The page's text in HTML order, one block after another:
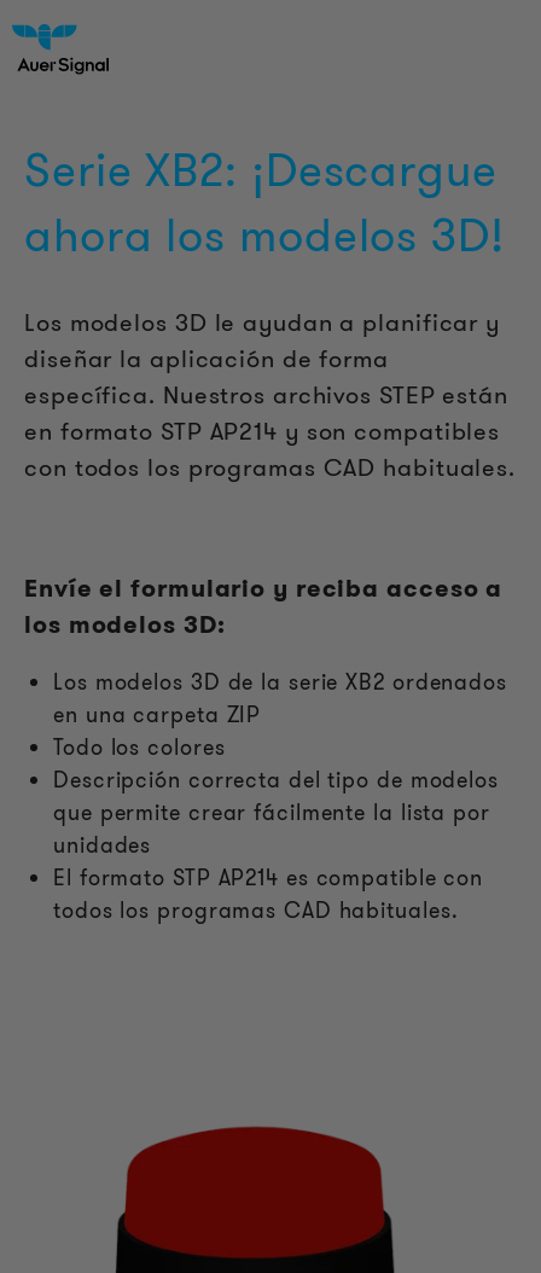
Serie XB2: ¡Descargue
ahora los modelos 3D!
Los modelos 3D le ayudan a planificar y
diseñar la aplicación de forma
específica. Nuestros archivos STEP están
en formato STP AP214 y son compatibles
con todos los programas CAD habituales.
Envíe el formulario y reciba acceso a
los modelos 3D:
Los modelos 3D de la serie XB2 ordenados
en una carpeta ZIP
Todo los colores
Descripción correcta del tipo de modelos
que permite crear fácilmente la lista por
unidades
El formato STP AP214 es compatible con
todos los programas CAD habituales.